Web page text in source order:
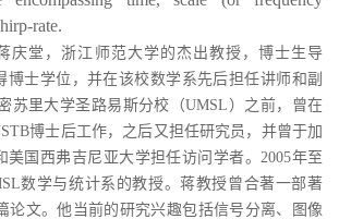
rate.
庆堂 ， 浙江师范大学的杰出教授， 博士生导
博士学位，并在该校数学系先后担任讲师和副
苏里大学圣路易斯分校（UMSL ）之前，曾在
博士后工作，之后又担任研究员，并曾于加
美国西弗吉尼亚大学担任访问学者。2005年至
数学与统计系的教授。蒋教授曾合著一部著
论文。他当前的研究兴趣包括信号分离、图像